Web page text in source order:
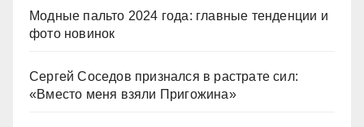
Модные пальто 2024 года: главные тенденции и
фото новинок
Сергей Соседов признался в растрате сил:
«Вместо меня взяли Пригожина»